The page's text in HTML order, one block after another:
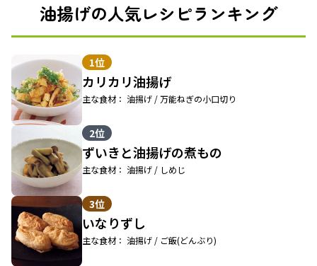
油揚げの人気レシピランキング
1位
カリカリ油揚げ
主な食材： 油揚げ / 万能ねぎの小口切り
2位
ずいきと油揚げの煮もの
主な食材： 油揚げ / しめじ
3位
いなりずし
主な食材： 油揚げ / ご飯(どんぶり)